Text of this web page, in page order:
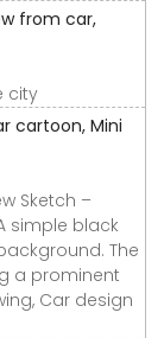
from car,
city
cartoon, Mini
Sketch –
simple black
The
a prominent
Car design